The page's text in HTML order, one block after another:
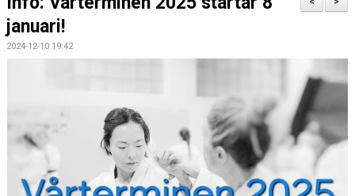
OM YOROKOBI
KONTAKT
FÖR INSTRUKTÖRER
januari!
2024-12-10 19:42